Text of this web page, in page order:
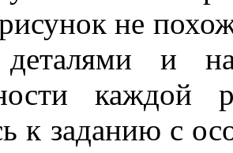
не
и
к заданию с